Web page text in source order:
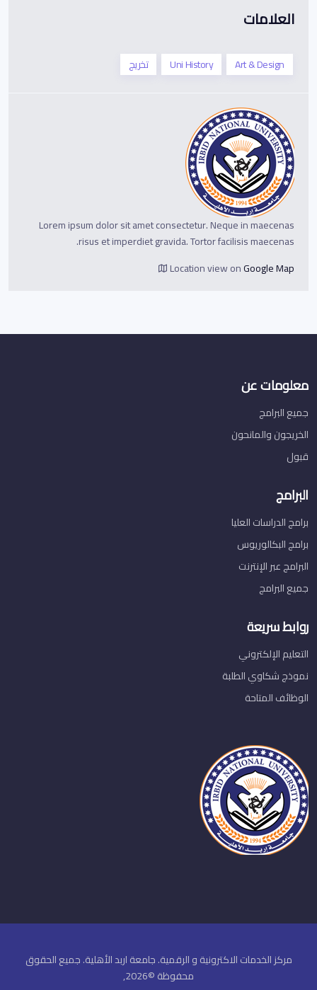
العلامات
Art & Design
Uni History تخريج
Lorem ipsum dolor sit amet consectetur. Neque in maecenas
risus et imperdiet gravida. Tortor facilisis maecenas.
Location view onGoogle Map
معلومات عن
جميع البرامج
الخريجون والمانحون
قبول
البرامج
برامج الدراسات العليا
برامج البكالوريوس
البرامج عبر الإنترنت
جميع البرامج
روابط سريعة
التعليم الإلكتروني
نموذج شكاوي الطلبة
الوظائف المتاحة
مركز الخدمات الاكترونية و الرقمية. جامعة اربد الأهلية. جميع الحقوق
محفوظة ©2026,